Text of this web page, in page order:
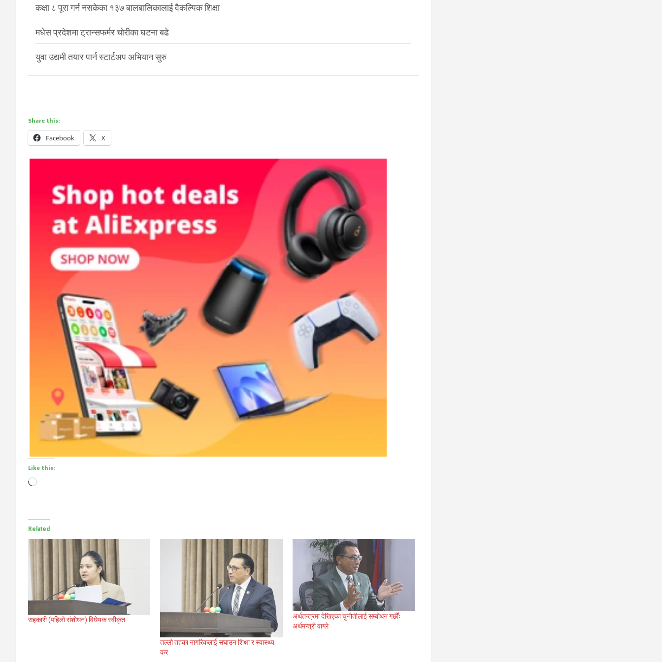
कक्षा ८ पूरा गर्न नसकेका १३७ बालबालिकालाई वैकल्पिक शिक्षा
मधेस प्रदेशमा ट्रान्सफर्मर चोरीका घटना बढे
युवा उद्यमी तयार पार्न स्टार्टअप अभियान सुरु
Share this:
Facebook X
Like this:
Loading…
Related
सहकारी (पहिलो संशोधन) विधेयक स्वीकृत
तल्लो तहका नागरिकलाई सघाउन शिक्षा र स्वास्थ्य
कर
अर्थतन्त्रमा देखिएका चुनौतीलाई सम्बोधन गर्छौंः
अर्थमन्त्री वाग्ले